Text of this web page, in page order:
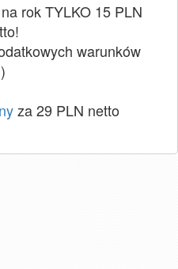
na rok TYLKO 15 PLN
warunków
za 29 PLN netto